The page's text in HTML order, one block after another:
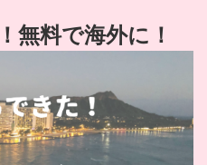
無料で海外に！